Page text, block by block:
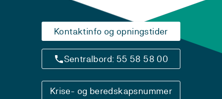
Kontaktinfo og opningstider
Sentralbord: 55 58 58 00
Krise- og beredskapsnummer